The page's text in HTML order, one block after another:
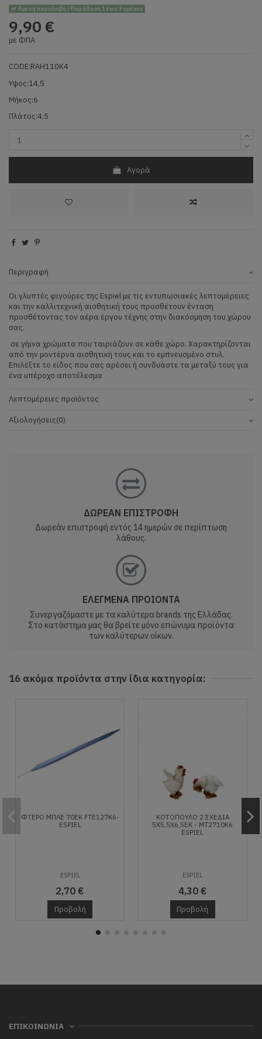
Άμεση παραλαβή / Παράδοση 1 έως 3 ημέρες
9,90 €
με ΦΠΑ
CODE:RAH110K4
Υψος:14,5
Μήκος:6
Πλάτος:4,5
Αγορά
Περιγραφή
Οι γλυπτές φιγούρες της Espiel με τις εντυπωσιακές λεπτομέρειες
και την καλλιτεχνική αισθητική τους προσθέτουν ένταση
προσθέτοντας τον αέρα έργου τέχνης στην διακόσμηση του χώρου
σας.
σε γήινα χρώματα που ταιριάζουν σε κάθε χώρο. Χαρακτηρίζονται
από την μοντέρνα αισθητική τους και το εμπνευσμένο στυλ.
Επιλέξτε το είδος που σας αρέσει ή συνδυάστε τα μεταξύ τους για
ένα υπέροχο αποτέλεσμα
Λεπτομέρειες προϊόντος
Αξιολογήσεις(0)
ΔΩΡΕΑΝ ΕΠΙΣΤΡΟΦΗ
Δωρεάν επιστροφή εντός 14 ημερών σε περίπτωση
λάθους.
ΕΛΕΓΜΕΝΑ ΠΡΟΙΟΝΤΑ
Συνεργαζόμαστε με τα καλύτερα brands της Ελλάδας.
Στο κατάστημα μας θα βρείτε μόνο επώνυμα προϊόντα
των καλύτερων οίκων.
16 ακόμα προϊόντα στην ίδια κατηγορία:
ΦΤΕΡΟ ΜΠΛΕ 70ΕΚ FTE127K6-
ESPIEL
ESPIEL
2,70 €
Προβολή
ΚΟΤΟΠΟΥΛΟ 2 ΣΧΕΔΙΑ
5X5,5X6,5ΕΚ - MT2710K6
ESPIEL
ESPIEL
4,30 €
Προβολή
ΕΠΙΚΟΙΝΩΝΙΑ